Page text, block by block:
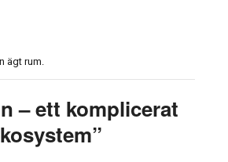
ägt rum.
– ett komplicerat